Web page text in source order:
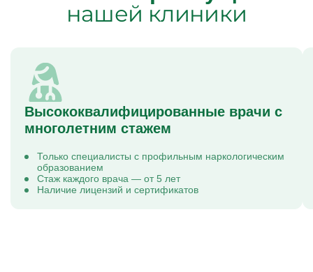
нашей клиники
Высококвалифицированные врачи с
многолетним стажем
Только специалисты с профильным наркологическим
образованием
Стаж каждого врача — от 5 лет
Наличие лицензий и сертификатов